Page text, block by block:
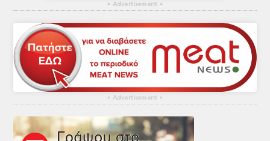
▴ Advertisement ▴
▴ Advertisement ▴